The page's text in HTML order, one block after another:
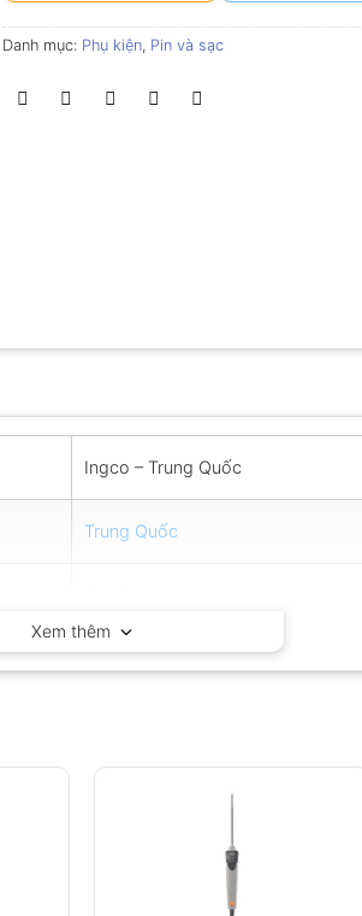
Danh mục: Phụ kiện, Pin và sạc
Ingco – Trung Quốc
Trung Quốc
Xem thêm